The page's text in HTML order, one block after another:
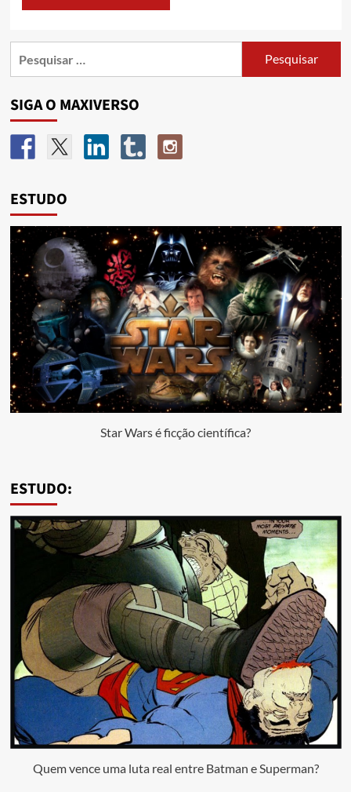
SIGA O MAXIVERSO
ESTUDO
Star Wars é ficção científica?
ESTUDO:
Quem vence uma luta real entre Batman e Superman?